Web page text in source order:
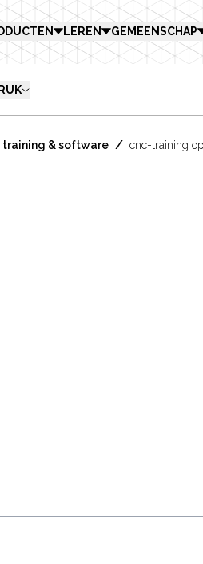
LEREN GEMEENSCHAP
training & software / cnc-training